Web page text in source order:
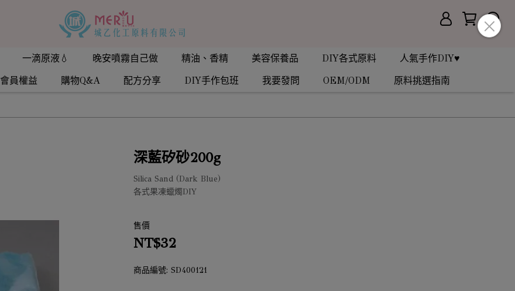
一滴原液💧 晚安噴霧自己做 精油、香精 美容保養品 DIY各式原料
人氣手作DIY♥
會員權益 購物Q&A 配方分享 DIY手作包班 我要發問 OEM/ODM 原料挑選指南
深藍矽砂200g
Silica Sand (Dark Blue)
各式果凍蠟燭DIY
售價
NT$32
商品編號: SD400121